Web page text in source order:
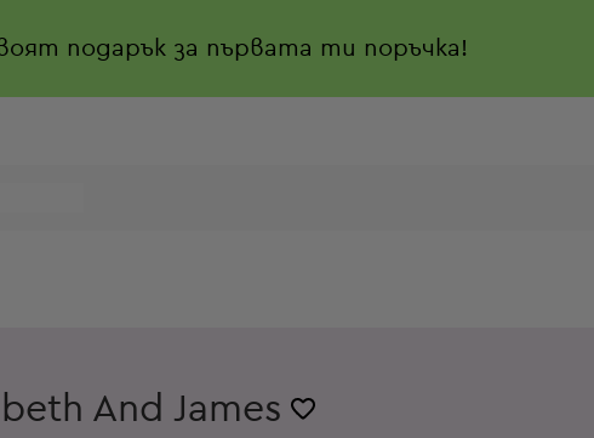
подарък за първата ти поръчка!
And James